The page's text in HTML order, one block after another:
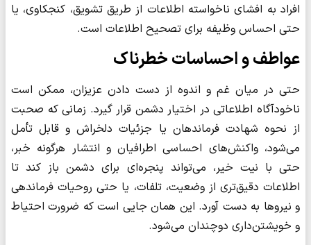
افراد به افشای ناخواسته اطلاعات از طریق تشویق، کنجکاوی، یا
حتی احساس وظیفه برای تصحیح اطلاعات است.
عواطف و احساسات خطرناک
حتی در میان غم و اندوه از دست دادن عزیزان، ممکن است
ناخودآگاه اطلاعاتی در اختیار دشمن قرار گیرد. زمانی که صحبت
از نحوه شهادت فرماندهان یا جزئیات دلخراش و قابل تأمل
می‌شود، واکنش‌های احساسی اطرافیان و انتشار هرگونه خبر،
حتی با نیت خیر، می‌تواند پنجره‌ای برای دشمن باز کند تا
اطلاعات دقیق‌تری از وضعیت، تلفات، یا حتی روحیات فرماندهی
و نیروها به دست آورد. این همان جایی است که ضرورت احتیاط
و خویشتن‌داری دوچندان می‌شود.